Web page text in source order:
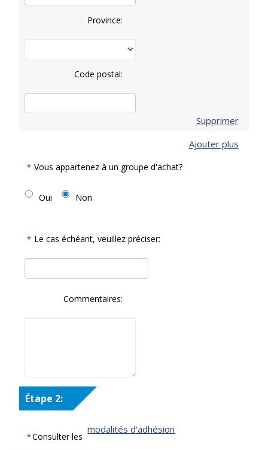
Province:
Code postal:
Supprimer
Ajouter plus
* Vous appartenez à un groupe d'achat?
Oui Non
* Le cas échéant, veuillez préciser:
Commentaires:
Étape 2:
* Consulter les
modalités d'adhésion